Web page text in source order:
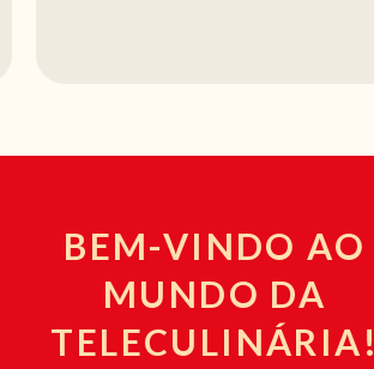
BEM-VINDO AO
MUNDO DA
TELECULINÁRIA!